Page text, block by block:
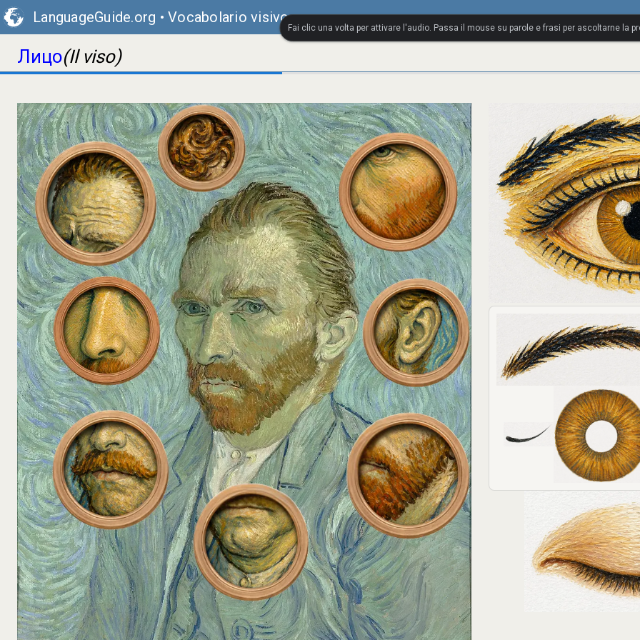
LanguageGuide.org • Vocabolario visivo russo
Лицо(Il viso)
Fai clic una volta per attivare l'audio. Passa il mouse su parole e frasi per ascoltarne la